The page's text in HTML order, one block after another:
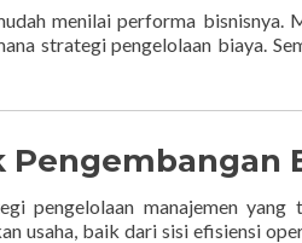
menilai performa bisnisnya.
strategi pengelolaan biaya.
pengelolaan manajemen yang
usaha, baik dari sisi efisiensi